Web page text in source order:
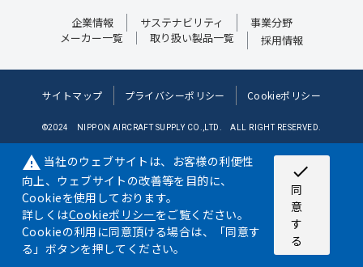
企業情報 サステナビリティ
事業分野
メーカー一覧
取り扱い製品一覧 採用情報
サイトマップ プライバシーポリシー Cookieポリシー
©2024 NIPPON AIRCRAFT SUPPLY CO.,LTD. ALL RIGHT RESERVED.
warning 当社のウェブサイトは、お客様の利便性
向上、ウェブサイトの改善等を目的に、
Cookieを使用しております。
詳しくはCookieポリシーをご覧ください。
Cookieの利用に同意頂ける場合は、「同意す
る」ボタンを押してください。
check
同
意
す
る